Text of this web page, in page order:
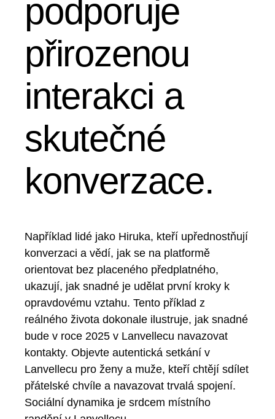
podporuje
přirozenou
interakci a
skutečné
konverzace.
Například lidé jako Hiruka, kteří upřednostňují
konverzaci a vědí, jak se na platformě
orientovat bez placeného předplatného, ​​
ukazují, jak snadné je udělat první kroky k
opravdovému vztahu. Tento příklad z
reálného života dokonale ilustruje, jak snadné
bude v roce 2025 v Lanvellecu navazovat
kontakty. Objevte autentická setkání v
Lanvellecu pro ženy a muže, kteří chtějí sdílet
přátelské chvíle a navazovat trvalá spojení.
Sociální dynamika je srdcem místního